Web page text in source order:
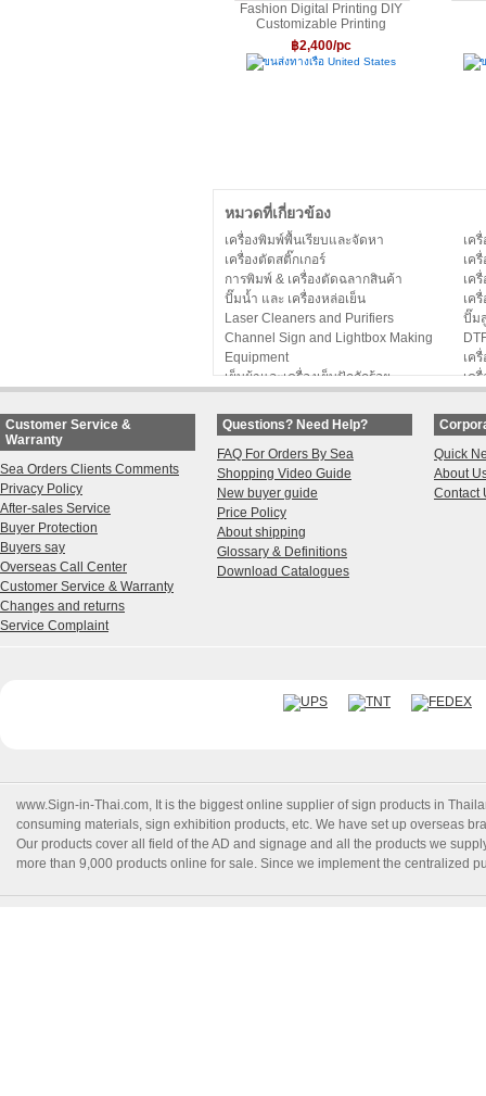
Fashion Digital Printing DIY
Customizable Printing
฿2,400/pc
ขนส่งทางเรือ United States
หมวดที่เกี่ยวข้อง
เครื่องพิมพ์พื้นเรียบและจัดหา
เค
เครื่องตัดสติ๊กเกอร์
เค
การพิมพ์ & เครื่องตัดฉลากสินค้า
เค
ปั๊มน้ำ และ เครื่องหล่อเย็น
เค
Laser Cleaners and Purifiers
ปั๊ม
Channel Sign and Lightbox Making
Equipment
เค
เย็บผ้าและเครื่องเย็บปักถักร้อย
เค
3D Printing
กา
แผ่นรองการพิมพ์
เค
การพิมพ์ DTG
เค
เครื่องพิมพ์เอปสันโฟโต้แบบตั้งโต๊ะ
UV DTF Printing
Folding & Packaging Machines
CALCA DTG Conveyor Dryers
Customer Service &
Warranty
Sea Orders Clients Comments
Privacy Policy
After-sales Service
Buyer Protection
Buyers say
Overseas Call Center
Customer Service & Warranty
Changes and returns
Service Complaint
Questions? Need Help?
FAQ For Orders By Sea
Shopping Video Guide
New buyer guide
Price Policy
About shipping
Glossary & Definitions
Download Catalogues
Quick
About
Contact
www.Sign-in-Thai.com, It is the biggest online supplier of sign products in
consuming materials, sign exhibition products, etc. We have set up overseas
Our products cover all field of the AD and signage and all the products we
more than 9,000 products online for sale. Since we implement the centralized